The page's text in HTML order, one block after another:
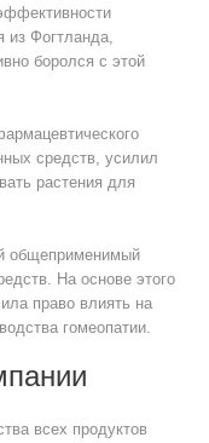
из Фогтланда,
боролся с этой
средств, усилил
растения для
общеприменимый
На основе этого
право влиять на
гомеопатии.
всех продуктов